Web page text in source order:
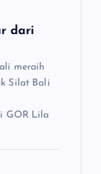
dari
meraih
Silat Bali
GOR Lila